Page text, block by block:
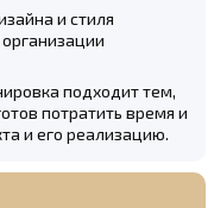
и стиля
подходит тем,
потратить время и
и его реализацию.